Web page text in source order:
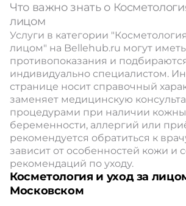
Что важно знать о
лицом
Услуги в категории
лицом" на Bellehub.ru могут иметь
противопоказания и
индивидуально специалистом.
странице носит справочный
заменяет медицинскую
процедурами при наличии
беременности, аллергий или
рекомендуется обратиться к
зависит от особенностей кожи и
рекомендаций по уходу.
Косметология и уход за
Московском